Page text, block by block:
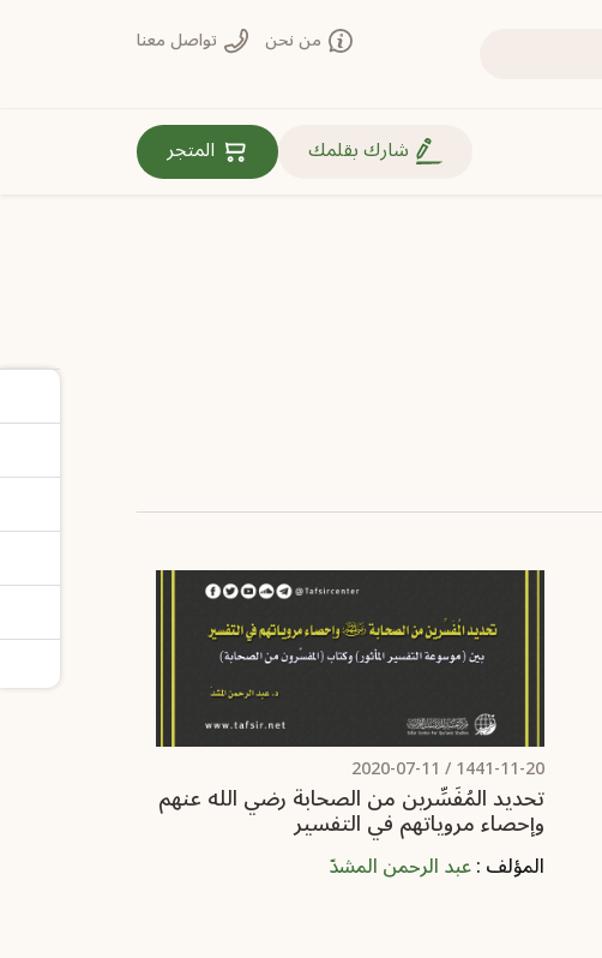
من نحن تواصل معنا
روابط مهمة
شارك بقلمك المتجر
1441-11-20 /
2020-07-11
تحديد المُفَسِّرين من الصحابة رضي الله عنهم
وإحصاء مروياتهم في التفسير
المؤلف :عبد الرحمن المشدّ